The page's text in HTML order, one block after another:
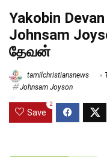
Yakobin
Johnsam
தேவன்
tamilchristiansnews
Johnsam Joyson
Save
2